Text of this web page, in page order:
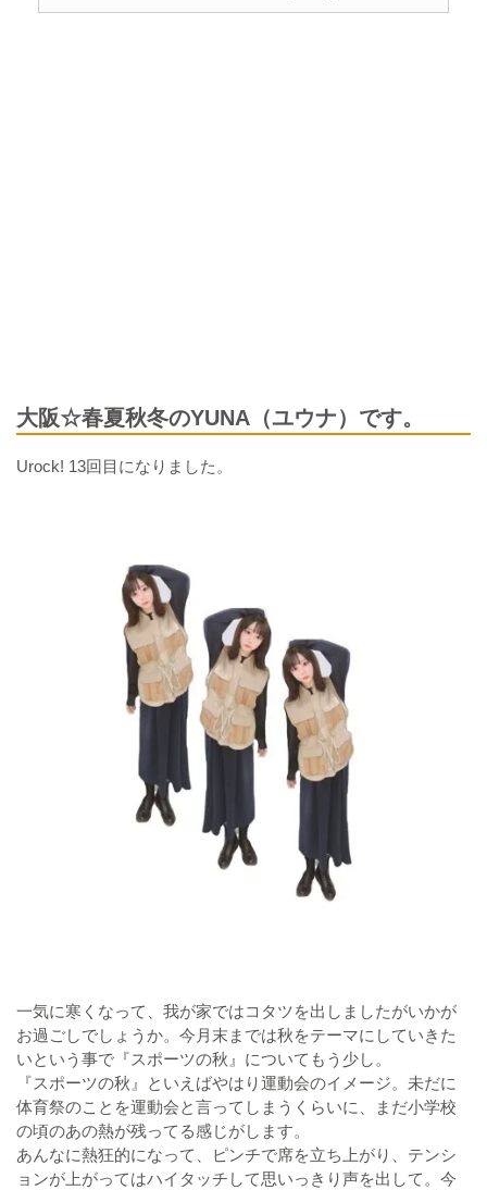
大阪☆春夏秋冬のYUNA（ユウナ）です。
Urock! 13回目になりました。
一気に寒くなって、我が家ではコタツを出しましたがいかが
お過ごしでしょうか。今月末までは秋をテーマにしていきた
いという事で『スポーツの秋』についてもう少し。
『スポーツの秋』といえばやはり運動会のイメージ。未だに
体育祭のことを運動会と言ってしまうくらいに、まだ小学校
の頃のあの熱が残ってる感じがします。
あんなに熱狂的になって、ピンチで席を立ち上がり、テンシ
ョンが上がってはハイタッチして思いっきり声を出して。今